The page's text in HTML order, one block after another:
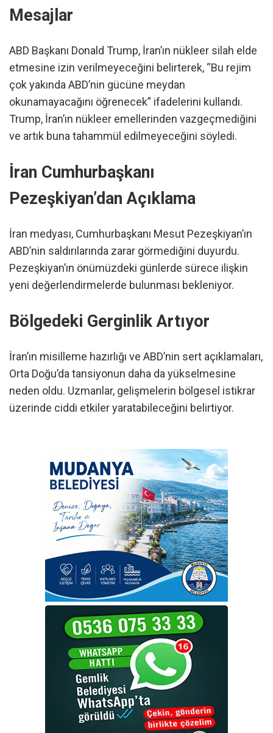
Mesajlar
ABD Başkanı Donald Trump, İran’ın nükleer silah elde
etmesine izin verilmeyeceğini belirterek, “Bu rejim
çok yakında ABD’nin gücüne meydan
okunamayacağını öğrenecek” ifadelerini kullandı.
Trump, İran’ın nükleer emellerinden vazgeçmediğini
ve artık buna tahammül edilmeyeceğini söyledi.
İran Cumhurbaşkanı
Pezeşkiyan’dan Açıklama
İran medyası, Cumhurbaşkanı Mesut Pezeşkiyan’ın
ABD’nin saldırılarında zarar görmediğini duyurdu.
Pezeşkiyan’ın önümüzdeki günlerde sürece ilişkin
yeni değerlendirmelerde bulunması bekleniyor.
Bölgedeki Gerginlik Artıyor
İran’ın misilleme hazırlığı ve ABD’nin sert açıklamaları,
Orta Doğu’da tansiyonun daha da yükselmesine
neden oldu. Uzmanlar, gelişmelerin bölgesel istikrar
üzerinde ciddi etkiler yaratabileceğini belirtiyor.